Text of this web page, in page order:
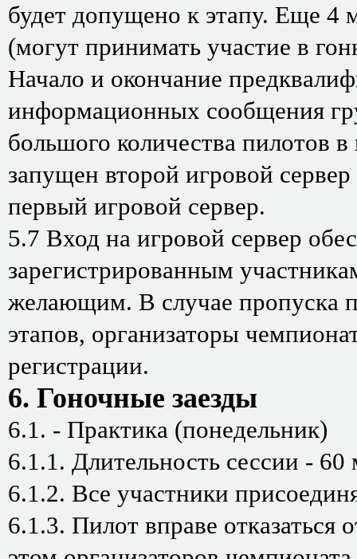
будет допущено к этапу. Еще 4
(могут принимать участие в
Начало и окончание
информационных сообщения
большого количества пилотов
запущен второй игровой
первый игровой сервер.
5.7 Вход на игровой сервер
зарегистрированным
желающим. В случае пропуска
этапов, организаторы
регистрации.
6. Гоночные заезды
6.1. - Практика (понедельник)
6.1.1. Длительность сессии - 60
6.1.2. Все участники
6.1.3. Пилот вправе отказаться